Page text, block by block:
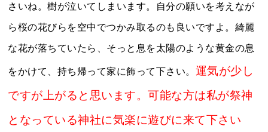
さいね。樹が泣いてしまいます。自分の願いを考えなが
ら桜の花びらを空中でつかみ取るのも良いですよ。綺麗
な花が落ちていたら、そっと息を太陽のような黄金の息
をかけて、持ち帰って家に飾って下さい。 運気が少し
ですが上がると思います。可能な方は私が祭神
となっている神社に気楽に遊びに来て下さい